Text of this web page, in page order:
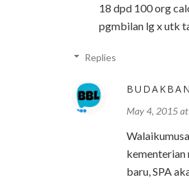
18 dpd 100 org
pgmbilan lg x utk
Replies
May 4, 2015
kementerian
baru, SPA